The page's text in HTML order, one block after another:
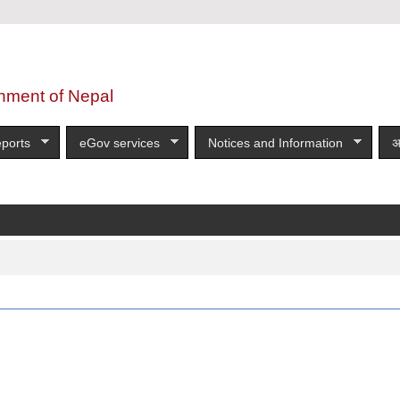
of Nepal
eGov services Notices and Information